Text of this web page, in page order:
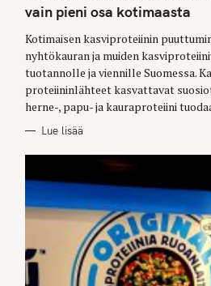
G
O
I
S
vain pieni osa kotimaasta
Kotimaisen kasviproteiinin
nyhtökauran ja muiden
tuotannolle ja viennille Suomessa.
proteiininlähteet kasvattavat
herne-, papu- ja kauraproteiini
Lue lisää